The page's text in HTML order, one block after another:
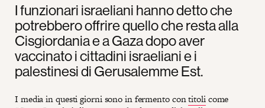
I funzionari israeliani hanno detto che
potrebbero offrire quello che resta alla
Cisgiordania e a Gaza dopo aver
vaccinato i cittadini israeliani e i
palestinesi di Gerusalemme Est.
I media in questi giorni sono in fermento contitolicome